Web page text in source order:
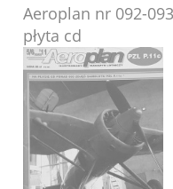
Aeroplan nr 092-
płyta cd